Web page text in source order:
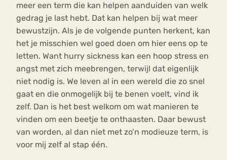
meer een term die kan helpen aanduiden van welk
gedrag je last hebt. Dat kan helpen bij wat meer
bewustzijn. Als je de volgende punten herkent, kan
het je misschien wel goed doen om hier eens op te
letten. Want hurry sickness kan een hoop stress en
angst met zich meebrengen, terwijl dat eigenlijk
niet nodig is. We leven al in een wereld die zo snel
gaat en die onmogelijk bij te benen voelt, vind ik
zelf. Dan is het best welkom om wat manieren te
vinden om een beetje te onthaasten. Daar bewust
van worden, al dan niet met zo’n modieuze term, is
voor mij zelf al stap één.